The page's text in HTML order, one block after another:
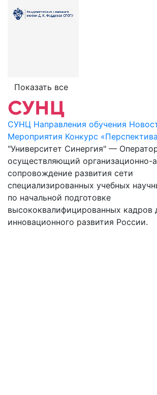
Показать все
СУНЦ Направления обучения
Мероприятия Конкурс
"Университет Синергия" —
осуществляющий организационно-
сопровождение развития сети
специализированных учебных
по начальной подготовке
высококвалифицированных кадров
инновационного развития России.